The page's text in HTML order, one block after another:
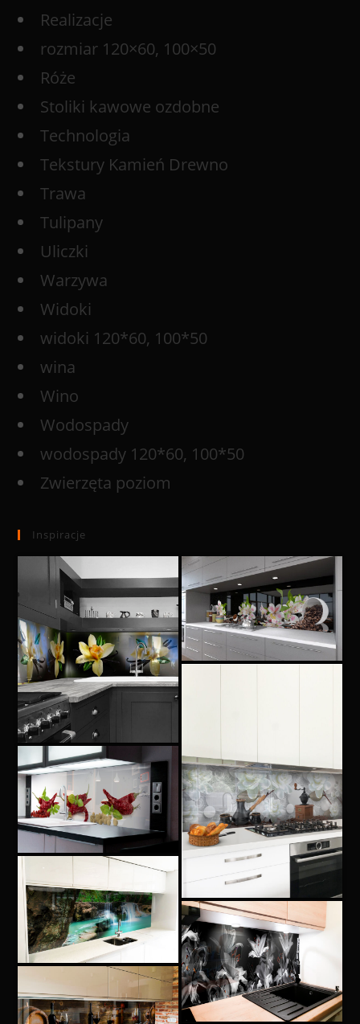
Realizacje
rozmiar 120×60, 100×50
Róże
Stoliki kawowe ozdobne
Technologia
Tekstury Kamień Drewno
Trawa
Tulipany
Uliczki
Warzywa
Widoki
widoki 120*60, 100*50
wina
Wino
Wodospady
wodospady 120*60, 100*50
Zwierzęta poziom
Inspiracje